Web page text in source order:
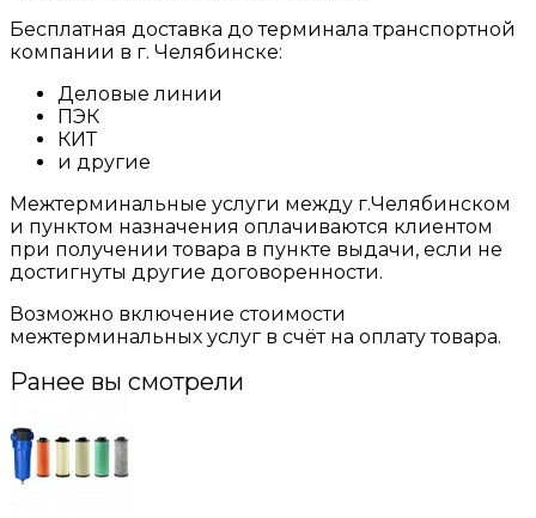
Бесплатная доставка до терминала транспортной
компании в г. Челябинске:
Деловые линии
ПЭК
КИТ
и другие
Межтерминальные услуги между г.Челябинском
и пунктом назначения оплачиваются клиентом
при получении товара в пункте выдачи, если не
достигнуты другие договоренности.
Возможно включение стоимости
межтерминальных услуг в счёт на оплату товара.
Ранее вы смотрели